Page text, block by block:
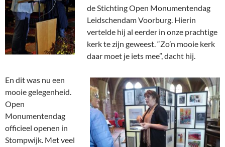
de Stichting Open Monumentendag
Leidschendam Voorburg. Hierin
vertelde hij al eerder in onze prachtige
kerk te zijn geweest. “Zo’n mooie kerk
daar moet je iets mee”, dacht hij.
En dit was nu een
mooie gelegenheid.
Open
Monumentendag
officieel openen in
Stompwijk. Met veel